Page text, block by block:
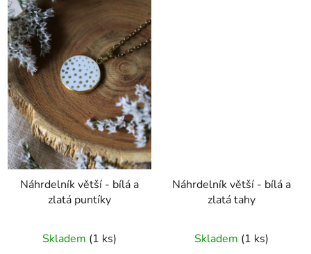
Náhrdelník větší - bílá a
zlatá puntíky
Skladem (1 ks)
Náhrdelník větší - bílá a
zlatá tahy
hodnocení
Skladem (1 ks)